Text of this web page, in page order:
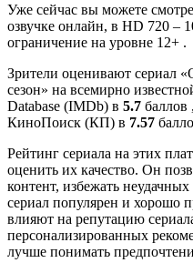
Уже сейчас вы можете
озвучке онлайн, в HD 720 –
ограничение на уровне 12+ .
Зрители оценивают сериал
сезон» на всемирно
Database (IMDb) в 5.7 баллов
КиноПоиск (КП) в 7.57
Рейтинг сериала на этих
оценить их качество. Он
контент, избежать
сериал популярен и хорошо
влияют на репутацию
персонализированных
лучше понимать